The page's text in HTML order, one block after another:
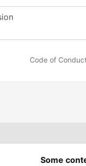
Code of
UBOS Platform -
Some